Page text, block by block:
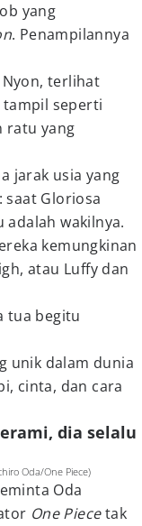
yang
. Penampilannya
Nyon, terlihat
tampil seperti
ratu yang
jarak usia yang
Gloriosa
adalah wakilnya.
kemungkinan
atau Luffy dan
tua begitu
unik dalam dunia
cinta, dan cara
dia selalu
Oda/One Piece)
Oda
One Piecetak